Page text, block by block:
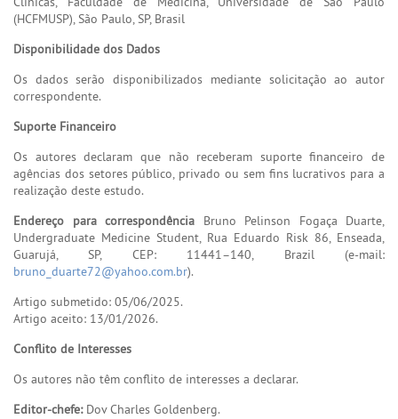
(HCFMUSP), São Paulo, SP, Brasil
Disponibilidade dos Dados
Os dados serão disponibilizados mediante solicitação ao autor
correspondente.
Suporte Financeiro
Os autores declaram que não receberam suporte financeiro de
agências dos setores público, privado ou sem fins lucrativos para a
realização deste estudo.
Endereço para correspondência Bruno Pelinson Fogaça Duarte,
Undergraduate Medicine Student, Rua Eduardo Risk 86, Enseada,
Guarujá, SP, CEP: 11441–140, Brazil (e-mail:
bruno_duarte72@yahoo.com.br).
Artigo submetido: 05/06/2025.
Artigo aceito: 13/01/2026.
Conflito de Interesses
Os autores não têm conflito de interesses a declarar.
Editor-chefe:Dov Charles Goldenberg.